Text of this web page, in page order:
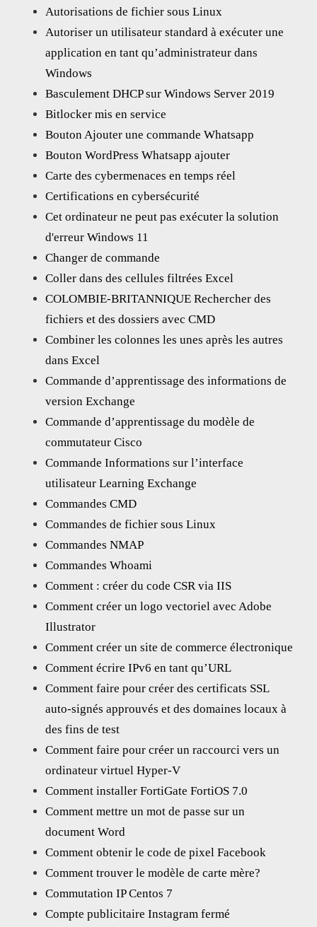
Autorisations de fichier sous Linux
Autoriser un utilisateur standard à exécuter une
application en tant qu’administrateur dans
Windows
Basculement DHCP sur Windows Server 2019
Bitlocker mis en service
Bouton Ajouter une commande Whatsapp
Bouton WordPress Whatsapp ajouter
Carte des cybermenaces en temps réel
Certifications en cybersécurité
Cet ordinateur ne peut pas exécuter la solution
d'erreur Windows 11
Changer de commande
Coller dans des cellules filtrées Excel
COLOMBIE-BRITANNIQUE Rechercher des
fichiers et des dossiers avec CMD
Combiner les colonnes les unes après les autres
dans Excel
Commande d’apprentissage des informations de
version Exchange
Commande d’apprentissage du modèle de
commutateur Cisco
Commande Informations sur l’interface
utilisateur Learning Exchange
Commandes CMD
Commandes de fichier sous Linux
Commandes NMAP
Commandes Whoami
Comment : créer du code CSR via IIS
Comment créer un logo vectoriel avec Adobe
Illustrator
Comment créer un site de commerce électronique
Comment écrire IPv6 en tant qu’URL
Comment faire pour créer des certificats SSL
auto-signés approuvés et des domaines locaux à
des fins de test
Comment faire pour créer un raccourci vers un
ordinateur virtuel Hyper-V
Comment installer FortiGate FortiOS 7.0
Comment mettre un mot de passe sur un
document Word
Comment obtenir le code de pixel Facebook
Comment trouver le modèle de carte mère?
Commutation IP Centos 7
Compte publicitaire Instagram fermé